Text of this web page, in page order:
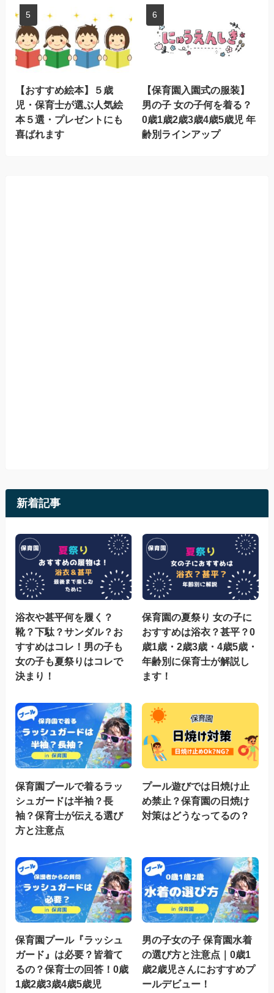
【おすすめ絵本】５歳
児・保育士が選ぶ人気絵
本５選・プレゼントにも
喜ばれます
【保育園入園式の服装】
男の子 女の子何を着る？
0歳1歳2歳3歳4歳5歳児 年
齢別ラインアップ
新着記事
浴衣や甚平何を履く？
靴？下駄？サンダル？お
すすめはコレ！男の子も
女の子も夏祭りはコレで
決まり！
保育園の夏祭り 女の子に
おすすめは浴衣？甚平？0
歳1歳・2歳3歳・4歳5歳・
年齢別に保育士が解説し
ます！
保育園プールで着るラッ
シュガードは半袖？長
袖？保育士が伝える選び
方と注意点
プール遊びでは日焼け止
め禁止？保育園の日焼け
対策はどうなってるの？
保育園プール『ラッシュ
ガード』は必要？皆着て
るの？保育士の回答！0歳
1歳2歳3歳4歳5歳児
男の子女の子 保育園水着
の選び方と注意点｜0歳1
歳2歳児さんにおすすめプ
ールデビュー！